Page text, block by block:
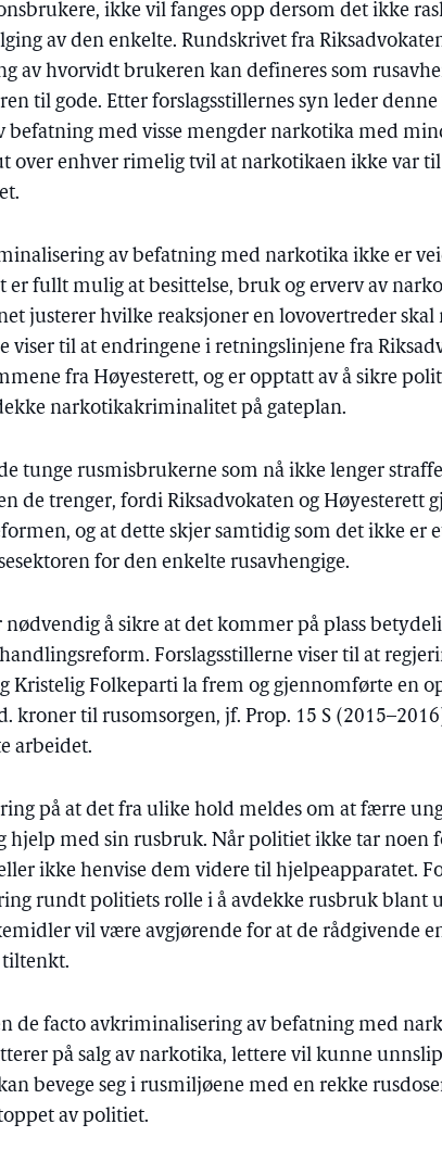
ikke vil fanges opp dersom det ikke
av den enkelte. Rundskrivet fra
av hvorvidt brukeren kan defineres som
til gode. Etter forslagsstillernes syn leder denne
med visse mengder narkotika med
over enhver rimelig tvil at narkotikaen ikke var
av befatning med narkotika ikke er
er fullt mulig at besittelse, bruk og erverv av
justerer hvilke reaksjoner en lovovertreder skal
viser til at endringene i retningslinjene fra
fra Høyesterett, og er opptatt av å sikre
narkotikakriminalitet på gateplan.
tunge rusmisbrukerne som nå ikke lenger
de trenger, fordi Riksadvokaten og Høyesterett
og at dette skjer samtidig som det ikke er
for den enkelte rusavhengige.
å sikre at det kommer på plass
Forslagsstillerne viser til at
Kristelig Folkeparti la frem og gjennomførte en
kroner til rusomsorgen, jf. Prop. 15 S
arbeidet.
på at det fra ulike hold meldes om at færre
hjelp med sin rusbruk. Når politiet ikke tar noen
ikke henvise dem videre til hjelpeapparatet.
rundt politiets rolle i å avdekke rusbruk blant
vil være avgjørende for at de rådgivende
tiltenkt.
de facto avkriminalisering av befatning med
på salg av narkotika, lettere vil kunne
bevege seg i rusmiljøene med en rekke
av politiet.